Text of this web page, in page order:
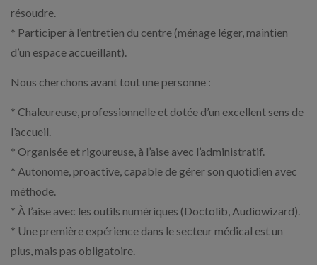
résoudre.
* Participer à l’entretien du centre (ménage léger, maintien
d’un espace accueillant).
Nous cherchons avant tout une personne :
* Chaleureuse, professionnelle et dotée d’un excellent sens de
l’accueil.
* Organisée et rigoureuse, à l’aise avec l’administratif.
* Autonome, proactive, capable de gérer son quotidien avec
méthode.
* À l’aise avec les outils numériques (Doctolib, Audiowizard).
* Une première expérience dans le secteur médical est un
plus, mais pas obligatoire.